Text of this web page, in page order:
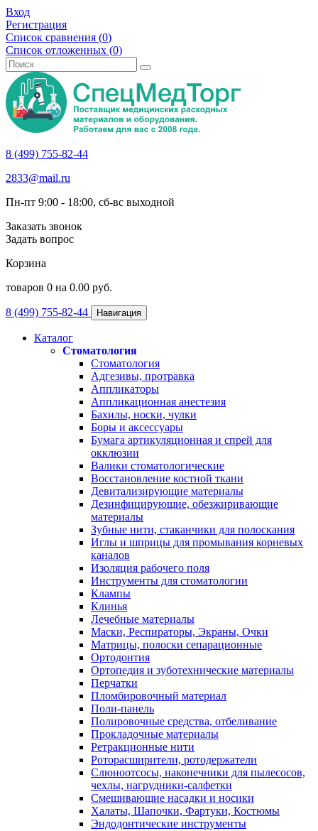
Вход
Регистрация
Список сравнения (0)
Список отложенных (0)
8 (499) 755-82-44
2833@mail.ru
Пн-пт 9:00 - 18:00, сб-вс выходной
Заказать звонок
Задать вопрос
Корзина
товаров 0 на 0.00 руб.
8 (499) 755-82-44 Навигация
Каталог
Стоматология
Стоматология
Адгезивы, протравка
Аппликаторы
Аппликационная анестезия
Бахилы, носки, чулки
Боры и аксессуары
Бумага артикуляционная и спрей для
окклюзии
Валики стоматологические
Восстановление костной ткани
Девитализирующие материалы
Дезинфицирующие, обезжиривающие
материалы
Зубные нити, стаканчики для полоскания
Иглы и шприцы для промывания корневых
каналов
Изоляция рабочего поля
Инструменты для стоматологии
Клампы
Клинья
Лечебные материалы
Маски, Респираторы, Экраны, Очки
Матрицы, полоски сепарационные
Ортодонтия
Ортопедия и зуботехнические материалы
Перчатки
Пломбировочный материал
Поли-панель
Полировочные средства, отбеливание
Прокладочные материалы
Ретракционные нити
Роторасширители, ротодержатели
Слюноотсосы, наконечники для пылесосов,
чехлы, нагрудники-салфетки
Смешивающие насадки и носики
Халаты, Шапочки, Фартуки, Костюмы
Эндодонтические инструменты